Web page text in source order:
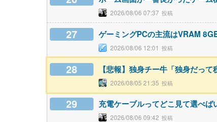
2026/08/06 07:37
27 ゲーミングPCの主流はVRAM
2026/08/06 12:01
28 【悲報】独身チー牛「独身だっ
2026/08/05 21:35
29 充電ケーブルってどこ見て選べば
2026/08/06 09:42